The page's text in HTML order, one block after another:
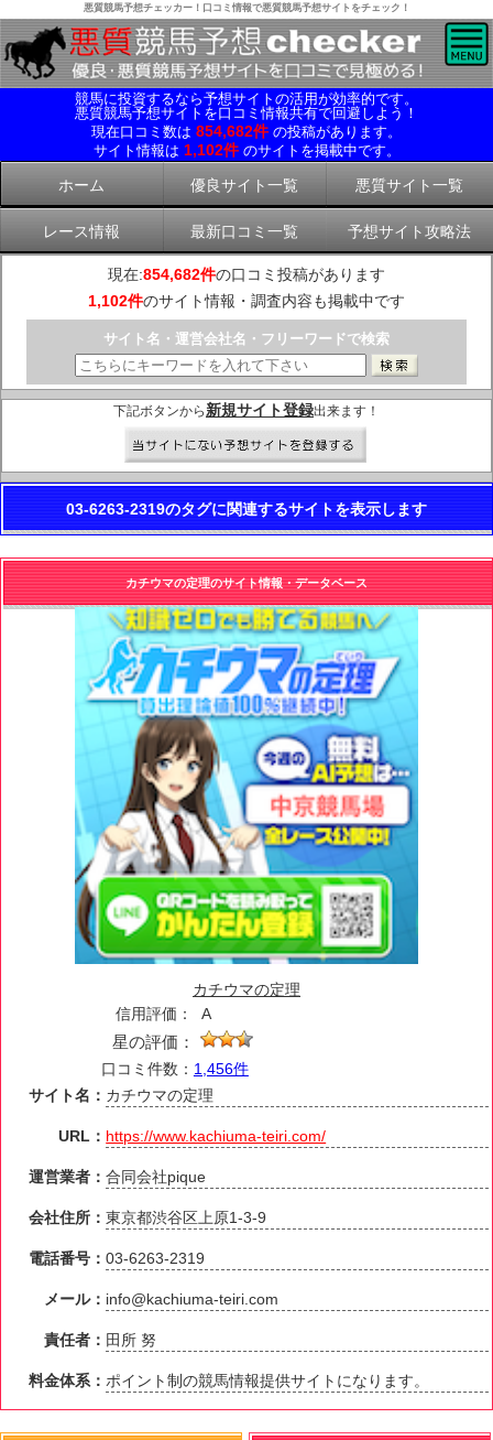
悪質競馬予想チェッカー！口コミ情報で悪質競馬予想サイトをチェック！
競馬に投資するなら予想サイトの活用が効率的です。
悪質競馬予想サイトを口コミ情報共有で回避しよう！
現在口コミ数は 854,682件 の投稿があります。
サイト情報は 1,102件 のサイトを掲載中です。
ホーム 優良サイト一覧 悪質サイト一覧
レース情報 最新口コミ一覧 予想サイト攻略法
現在:854,682件の口コミ投稿があります
1,102件のサイト情報・調査内容も掲載中です
サイト名・運営会社名・フリーワードで検索
下記ボタンから 新規サイト登録出来ます！
03-6263-2319のタグに関連するサイトを表示します
カチウマの定理のサイト情報・データベース
カチウマの定理
信用評価：
A
星の評価：
口コミ件数： 1,456件
サイト名： カチウマの定理
URL： https://www.kachiuma-teiri.com/
運営業者：合同会社pique
会社住所：東京都渋谷区上原1-3-9
電話番号：03-6263-2319
メール： info@kachiuma-teiri.com
責任者： 田所 努
料金体系： ポイント制の競馬情報提供サイトになります。